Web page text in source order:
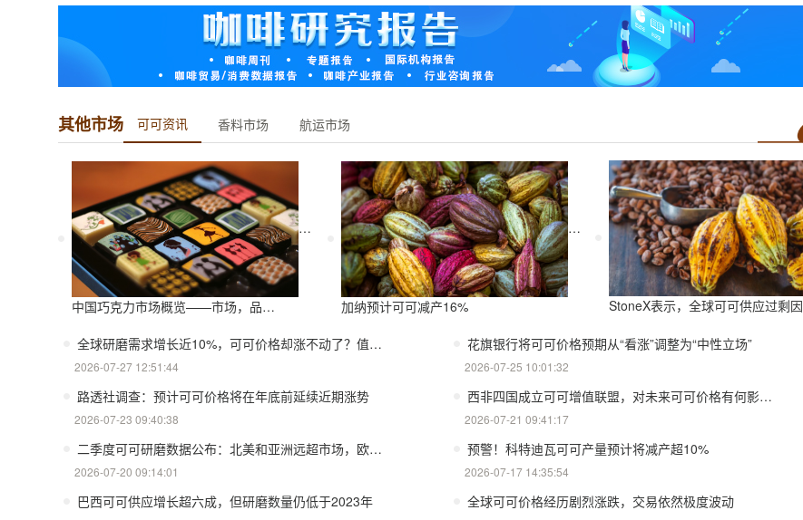
其他市场 可可资讯 香料市场 航运市场
中国巧克力市场概览——市场，品牌和未来趋势 加纳预计可可减产16% StoneX表示，全球可可供应过剩因厄尔尼诺而萎缩
全球研磨需求增长近10%，可可价格却涨不动了？值得警惕
2026-07-27 12:51:44
花旗银行将可可价格预期从“看涨”调整为“中性立场”
2026-07-25 10:01:32
路透社调查：预计可可价格将在年底前延续近期涨势
2026-07-23 09:40:38
西非四国成立可可增值联盟，对未来可可价格有何影响？
2026-07-21 09:41:17
二季度可可研磨数据公布：北美和亚洲远超市场，欧洲创6年来同期最糟糕表现
2026-07-20 09:14:01
预警！科特迪瓦可可产量预计将减产超10%
2026-07-17 14:35:54
巴西可可供应增长超六成，但研磨数量仍低于2023年 全球可可价格经历剧烈涨跌，交易依然极度波动